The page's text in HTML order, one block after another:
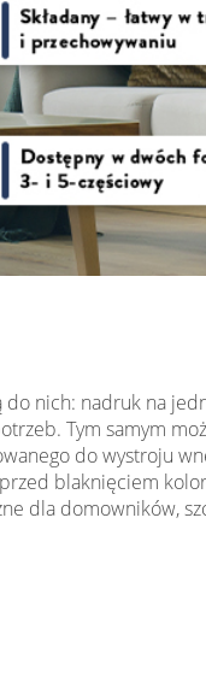
nich: nadruk na
Tym samym
do wystroju
blaknięciem
dla domowników,